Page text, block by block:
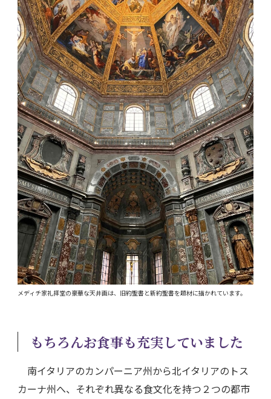
メディチ家礼拝堂の豪華な天井画は、旧約聖書と新約聖書を題材に描かれています。
もちろんお食事も充実していました
南イタリアのカンパーニア州から北イタリアのトス
カーナ州へ、それぞれ異なる食文化を持つ２つの都市